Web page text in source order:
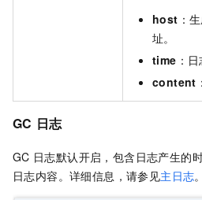
host ：
址。
time ：
content
GC 日志
GC 日志默认开启，包含日志产生的
日志内容。详细信息，请参见主日志。